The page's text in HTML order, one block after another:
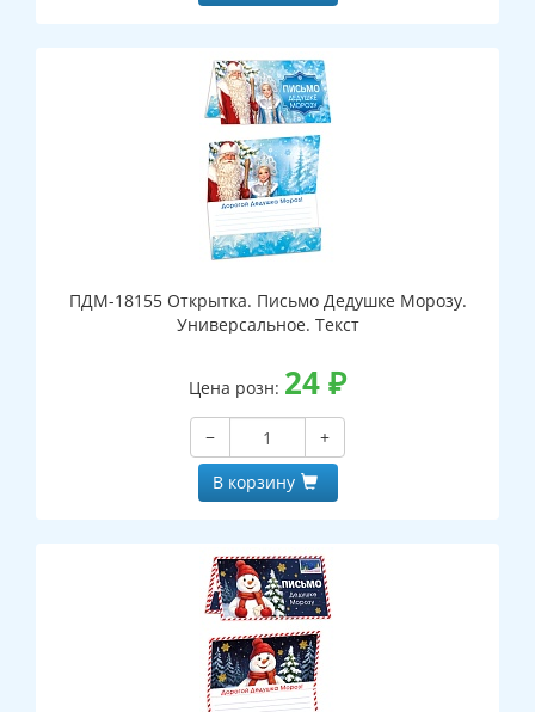
ПДМ-18155 Открытка. Письмо Дедушке Морозу.
Универсальное. Текст
Цена розн: 24₽
−
+
В корзину